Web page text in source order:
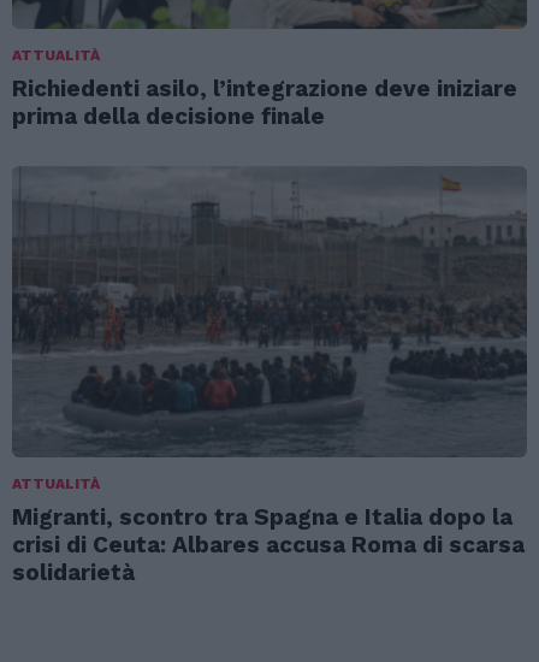
ATTUALITÀ
Richiedenti asilo, l’integrazione deve iniziare
prima della decisione finale
ATTUALITÀ
Migranti, scontro tra Spagna e Italia dopo la
crisi di Ceuta: Albares accusa Roma di scarsa
solidarietà